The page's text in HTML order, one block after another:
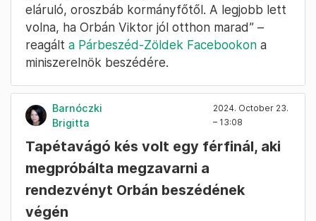
eláruló, oroszbáb kormányfőtől. A legjobb lett
volna, ha Orbán Viktor jól otthon marad” –
reagált a Párbeszéd-Zöldek Facebookon a
miniszerelnök beszédére.
Barnóczki
Brigitta
2024. October 23.
– 13:08
Tapétavágó kés volt egy férfinál, aki
megpróbálta megzavarni a
rendezvényt Orbán beszédének
végén